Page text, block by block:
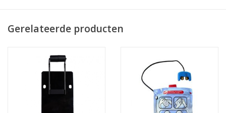
Gerelateerde producten